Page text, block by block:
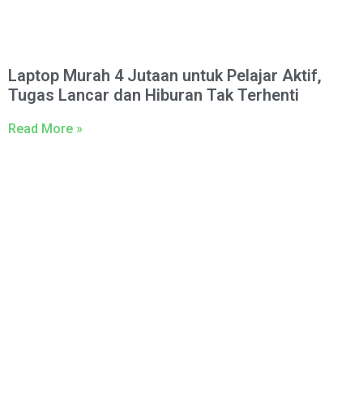
Laptop Murah 4 Jutaan untuk Pelajar Aktif,
Tugas Lancar dan Hiburan Tak Terhenti
Read More »